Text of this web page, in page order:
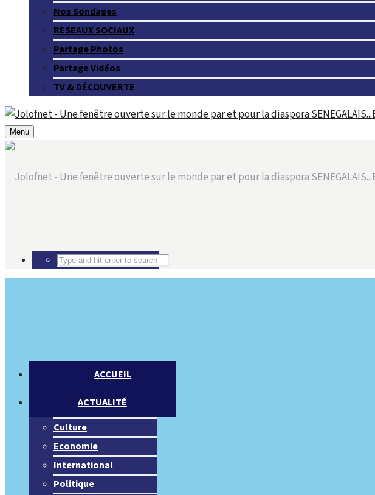
Nos Sondages
RESEAUX SOCIAUX
Partage Photos
Partage Vidéos
TV & DÉCOUVERTE
Menu
ACCUEIL
ACTUALITÉ
Culture
Economie
International
Politique